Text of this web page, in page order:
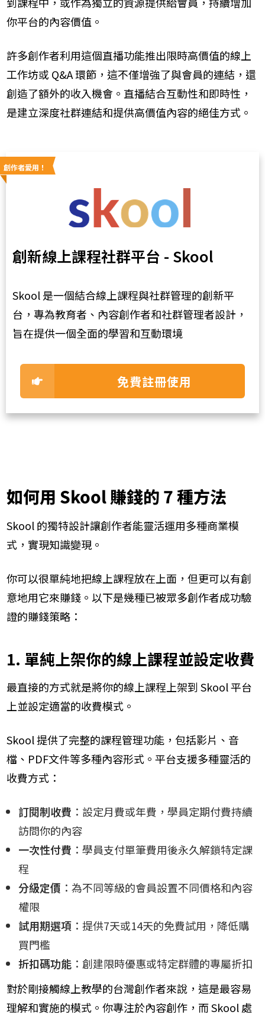
你平台的內容價值。
許多創作者利用這個直播功能推出限時高價值的線上
工作坊或 Q&A 環節，這不僅增強了與會員的連結，還
創造了額外的收入機會。直播結合互動性和即時性，
是建立深度社群連結和提供高價值內容的絕佳方式。
創作者愛用！
創新線上課程社群平台 - Skool
Skool 是一個結合線上課程與社群管理的創新平
台，專為教育者、內容創作者和社群管理者設計，
旨在提供一個全面的學習和互動環境
免費註冊使用
如何用 Skool 賺錢的 7 種方法
Skool 的獨特設計讓創作者能靈活運用多種商業模
式，實現知識變現。
你可以很單純地把線上課程放在上面，但更可以有創
意地用它來賺錢。以下是幾種已被眾多創作者成功驗
證的賺錢策略：
1. 單純上架你的線上課程並設定收費
最直接的方式就是將你的線上課程上架到 Skool 平台
上並設定適當的收費模式。
Skool 提供了完整的課程管理功能，包括影片、音
檔、PDF文件等多種內容形式。平台支援多種靈活的
收費方式：
訂閱制收費 ：設定月費或年費，學員定期付費持續
訪問你的內容
一次性付費 ：學員支付單筆費用後永久解鎖特定課
程
分級定價 ：為不同等級的會員設置不同價格和內容
權限
試用期選項 ：提供7天或14天的免費試用，降低購
買門檻
折扣碼功能 ：創建限時優惠或特定群體的專屬折扣
對於剛接觸線上教學的台灣創作者來說，這是最容易
理解和實施的模式。你專注於內容創作，而 Skool 處